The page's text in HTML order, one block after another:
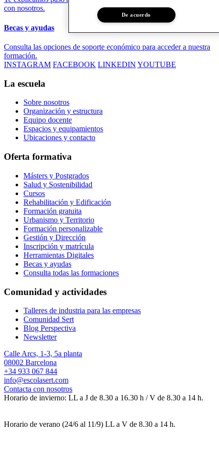
con nosotros.
Becas y ayudas
Consulta las opciones de soporte económico para acceder a nuestra
formación.
INSTAGRAM FACEBOOK LINKEDIN YOUTUBE
La escuela
Sobre nosotros
Organización y estructura
Equipo docente
Espacios y equipamientos
Ubicaciones y contacto
Oferta formativa
Másters y Postgrados
Salud y Sostenibilidad
Cursos
Rehabilitación y Edificación
Formación gratuita
Urbanismo y Territorio
Formación personalizable
Gestión y Dirección
Inscripción y matrícula
Herramientas Digitales
Becas y ayudas
Consulta todas las formaciones
Comunidad y actividades
Talleres de industria para las empresas
Comunidad Sert
Blog Perspectiva
Newsletter
Calle Arcs, 1-3, 5a planta
08002 Barcelona
+34 933 067 844
info@escolasert.com
Contacta con nosotros
Horario de invierno: LL a J de 8.30 a 16.30 h / V de 8.30 a 14 h.
Horario de verano (24/6 al 11/9) LL a V de 8.30 a 14 h.
De acuerdo